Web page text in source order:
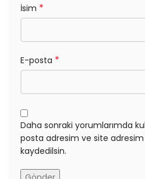
İsim *
E-posta *
Daha sonraki yorumlarımda
posta adresim ve site adresim
kaydedilsin.